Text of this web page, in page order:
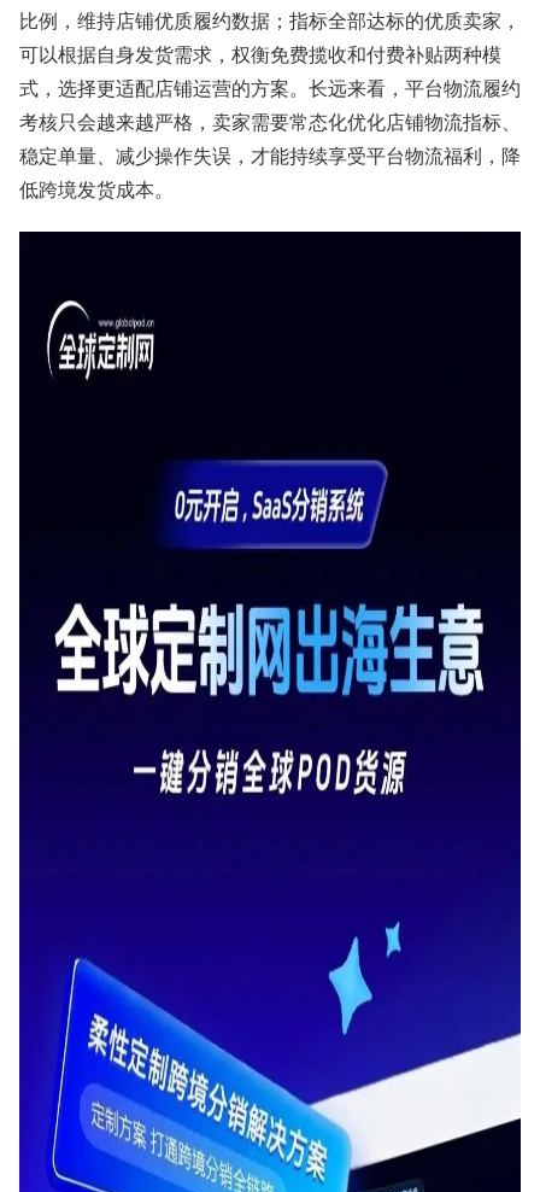
比例，维持店铺优质履约数据；指标全部达标的优质卖家，
可以根据自身发货需求，权衡免费揽收和付费补贴两种模
式，选择更适配店铺运营的方案。长远来看，平台物流履约
考核只会越来越严格，卖家需要常态化优化店铺物流指标、
稳定单量、减少操作失误，才能持续享受平台物流福利，降
低跨境发货成本。